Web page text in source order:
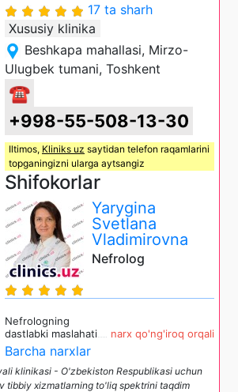
17 ta sharh
Xususiy klinika
Beshkapa mahallasi, Mirzo-
Ulugbek tumani, Toshkent
☎
+998-55-508-13-30
Iltimos, Kliniks uz saytidan telefon raqamlarini
topganingizni ularga aytsangiz
Shifokorlar
Yarygina
Svetlana
Vladimirovna
Nefrolog
Nefrologning
dastlabki maslahati
narx qo'ng'iroq orqali
Barcha narxlar
klinikasi - O'zbekiston Respublikasi uchun
tibbiy xizmatlarning to'liq spektrini taqdim